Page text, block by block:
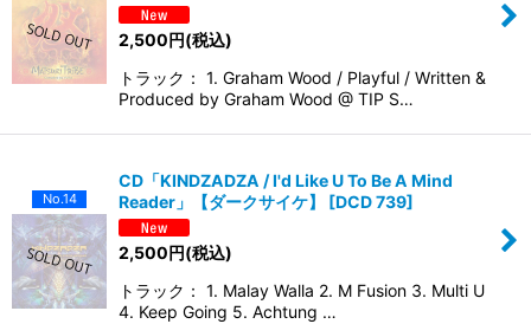
2,500円(税込)
トラック： 1. Graham Wood / Playful / Written &
Produced by Graham Wood @ TIP S…
No.14
CD「KINDZADZA / I'd Like U To Be A Mind
Reader」【ダークサイケ】
[DCD 739]
2,500円(税込)
トラック： 1. Malay Walla 2. M Fusion 3. Multi U
4. Keep Going 5. Achtung …